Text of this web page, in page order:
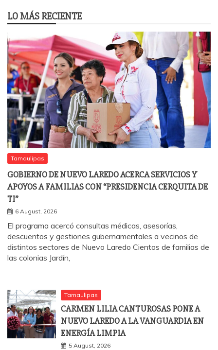
LO MÁS RECIENTE
Tamaulipas
GOBIERNO DE NUEVO LAREDO ACERCA SERVICIOS Y
APOYOS A FAMILIAS CON “PRESIDENCIA CERQUITA DE
TI”
6 August, 2026
El programa acercó consultas médicas, asesorías,
descuentos y gestiones gubernamentales a vecinos de
distintos sectores de Nuevo Laredo Cientos de familias de
las colonias Jardín,
Tamaulipas
CARMEN LILIA CANTUROSAS PONE A
NUEVO LAREDO A LA VANGUARDIA EN
ENERGÍA LIMPIA
5 August, 2026